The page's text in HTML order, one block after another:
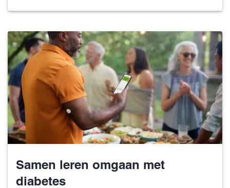
Samen leren omgaan met
diabetes